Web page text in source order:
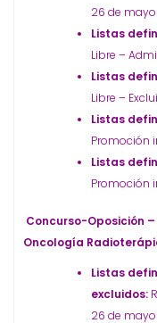
26 de
Listas
Libre –
Listas
Libre –
Listas
Promoción
Listas
Promoción
Concurso-Oposición
Oncología
Listas
excluidos:
26 de